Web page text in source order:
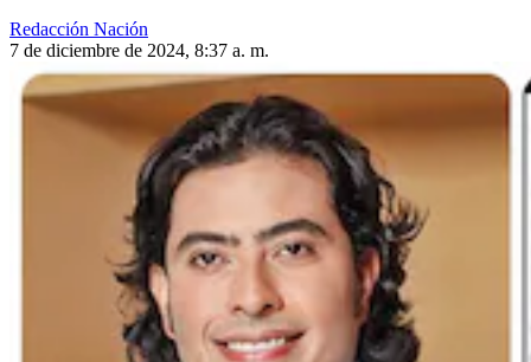
Redacción Nación
7 de diciembre de 2024, 8:37 a. m.